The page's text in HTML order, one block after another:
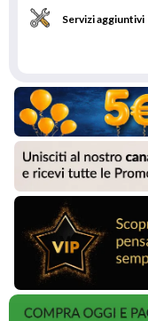
Servizi aggiuntivi